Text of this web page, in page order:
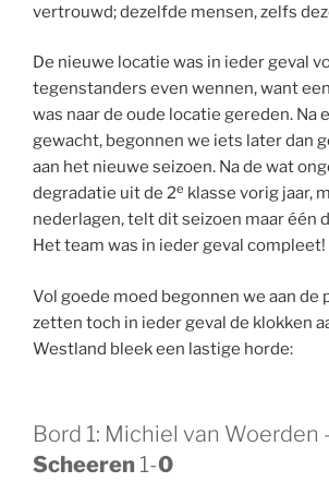
vertrouwd; dezelfde mensen, zelfs
De nieuwe locatie was in ieder geval
tegenstanders even wennen, want
was naar de oude locatie gereden. Na
gewacht, begonnen we iets later dan
aan het nieuwe seizoen. Na de wat
degradatie uit de 2e klasse vorig jaar,
nederlagen, telt dit seizoen maar één
Het team was in ieder geval compleet!
Vol goede moed begonnen we aan de
zetten toch in ieder geval de klokken
Westland bleek een lastige horde:
Bord 1: Michiel van Woerden
Scheeren 1-0